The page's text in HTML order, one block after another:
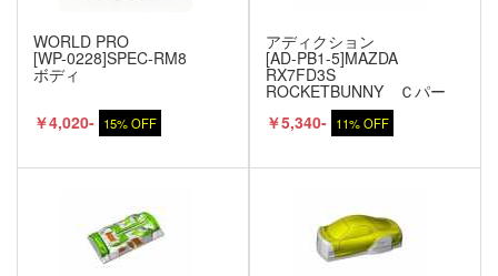
WORLD PRO
[WP-0228]SPEC-RM8
ボディ
￥4,020- 15% OFF
アディクション
[AD-PB1-5]MAZDA
RX7FD3S
ROCKETBUNNY Ｃパー
￥5,340- 11% OFF